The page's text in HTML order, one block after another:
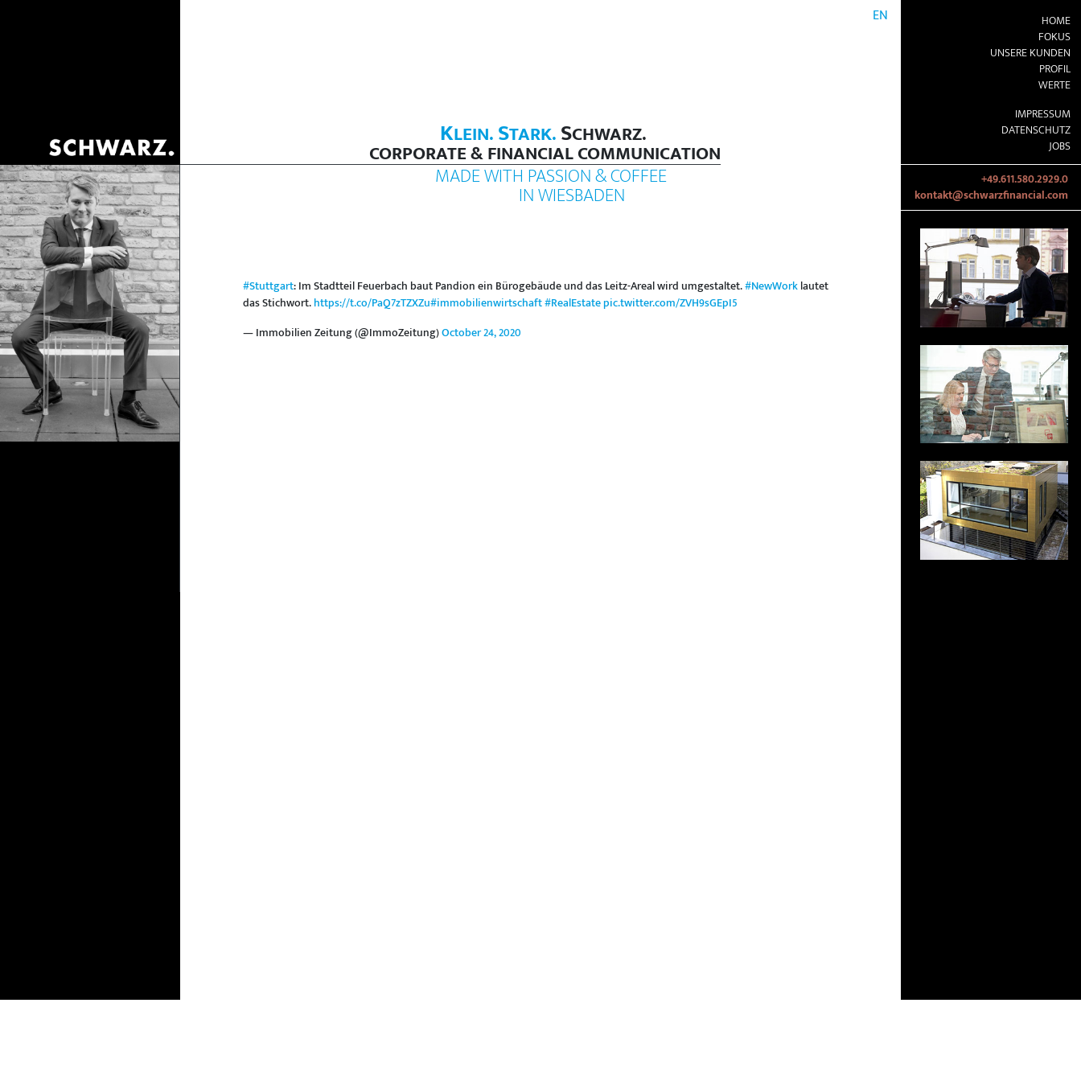
KLEIN.STARK.SCHWARZ.
CORPORATE & FINANCIAL COMMUNICATION
EN
HOME
FOKUS
UNSERE KUNDEN
PROFIL
WERTE
IMPRESSUM
DATENSCHUTZ
JOBS
MADE WITH PASSION & COFFEE
IN WIESBADEN
#Stuttgart: Im Stadtteil Feuerbach baut Pandion ein Bürogebäude und das Leitz-Areal wird umgestaltet.#NewWorklautet
das Stichwort.https://t.co/PaQ7zTZXZu#immobilienwirtschaft#RealEstatepic.twitter.com/ZVH9sGEpI5
— Immobilien Zeitung (@ImmoZeitung)October 24, 2020
+49.611.580.2929.0
kontakt@schwarzfinancial.com